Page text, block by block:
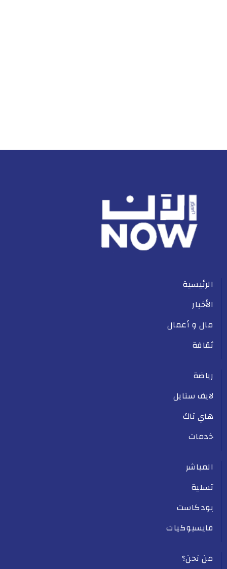
الرئيسية
الأخبار
مال و أعمال
ثقافة
رياضة
لايف ستايل
هاي تاك
خدمات
المباشر
تسلية
بودكاست
فايسبوكيات
من نحن؟